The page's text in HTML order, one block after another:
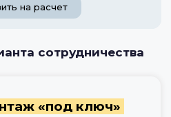
на расчет
сотрудничества
«под ключ»